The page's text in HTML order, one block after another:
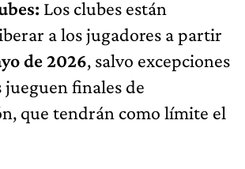
Los clubes están
a los jugadores a partir
de 2026, salvo excepciones
jueguen finales de
que tendrán como límite el